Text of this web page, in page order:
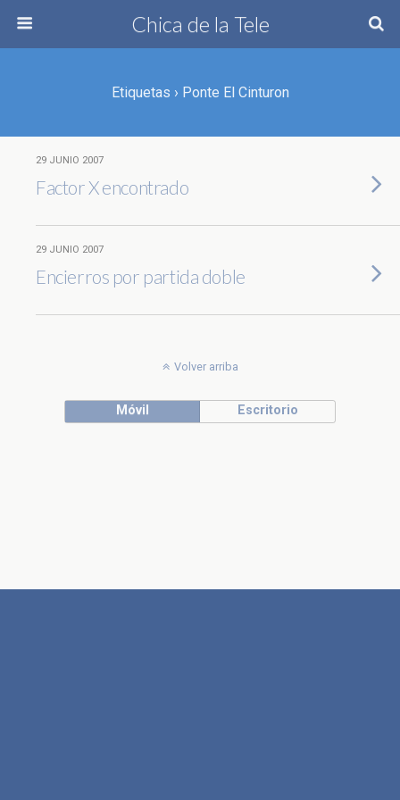
Chica de la Tele
Etiquetas › Ponte El Cinturon
29 JUNIO 2007
Factor X encontrado
29 JUNIO 2007
Encierros por partida doble
Volver arriba
Móvil Escritorio